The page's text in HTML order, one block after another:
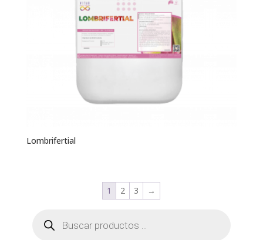
Lombrifertial
1 2 3
→
productos